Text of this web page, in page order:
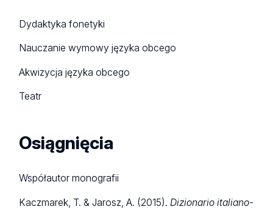
Dydaktyka fonetyki
Nauczanie wymowy języka obcego
Akwizycja języka obcego
Teatr
Osiągnięcia
Współautor monografii
Kaczmarek, T. & Jarosz, A. (2015). Dizionario italiano-